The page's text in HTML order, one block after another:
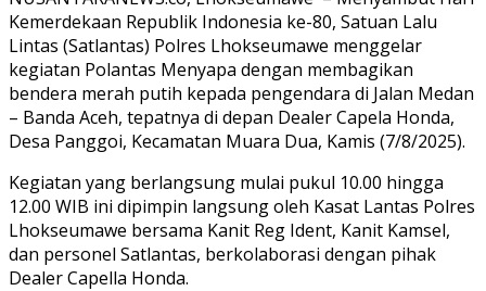
Kemerdekaan Republik Indonesia ke-80, Satuan Lalu
Lintas (Satlantas) Polres Lhokseumawe menggelar
kegiatan Polantas Menyapa dengan membagikan
bendera merah putih kepada pengendara di Jalan Medan
– Banda Aceh, tepatnya di depan Dealer Capela Honda,
Desa Panggoi, Kecamatan Muara Dua, Kamis (7/8/2025).
Kegiatan yang berlangsung mulai pukul 10.00 hingga
12.00 WIB ini dipimpin langsung oleh Kasat Lantas Polres
Lhokseumawe bersama Kanit Reg Ident, Kanit Kamsel,
dan personel Satlantas, berkolaborasi dengan pihak
Dealer Capella Honda.